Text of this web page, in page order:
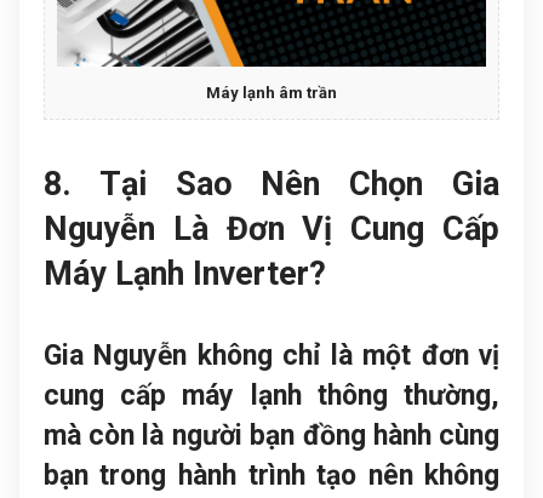
Máy lạnh âm trần
8. Tại Sao Nên Chọn Gia
Nguyễn Là Đơn Vị Cung Cấp
Máy Lạnh Inverter?
Gia Nguyễn không chỉ là một đơn vị
cung cấp máy lạnh thông thường,
mà còn là người bạn đồng hành cùng
bạn trong hành trình tạo nên không